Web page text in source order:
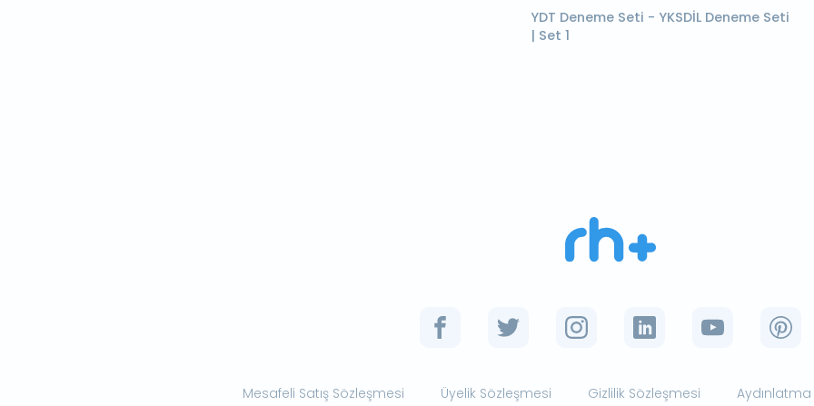
YDT Deneme Seti - YKSDİL Deneme Seti
| Set 1
Mesafeli Satış Sözleşmesi Üyelik Sözleşmesi Gizlilik Sözleşmesi